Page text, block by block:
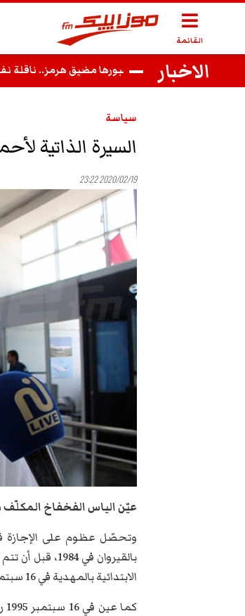
القائمة
الاخبارأثناء عبورها مضيق هرمز.. ناقلة نفط
سياسة
السيرة الذاتية
2020/02/19 23:22
عيّن الياس الفخفاخ المكلّف
الابتدائية بالمهدية في 16 سبتمبر 1989.